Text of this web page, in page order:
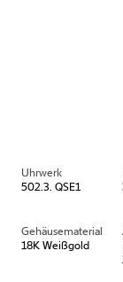
Uhrwerk
502.3. QSE1
Gehäusematerial
18K Weißgold